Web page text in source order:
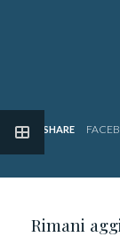
SHARE
Rimani